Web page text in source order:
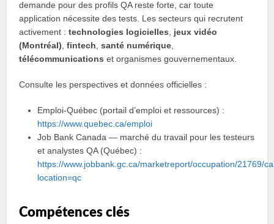
demande pour des profils QA reste forte, car toute
application nécessite des tests. Les secteurs qui recrutent
activement :technologies logicielles
jeux vidéo
(Montréal) ,fintech ,santé numérique
télécommunications et organismes gouvernementaux.
Consulte les perspectives et données officielles :
Emploi-Québec (portail d’emploi et ressources) :
https://www.quebec.ca/emploi
Job Bank Canada — marché du travail pour les testeurs
et analystes QA (Québec) :
https://www.jobbank.gc.ca/marketreport/occupation/21769/
location=qc
Compétences clés